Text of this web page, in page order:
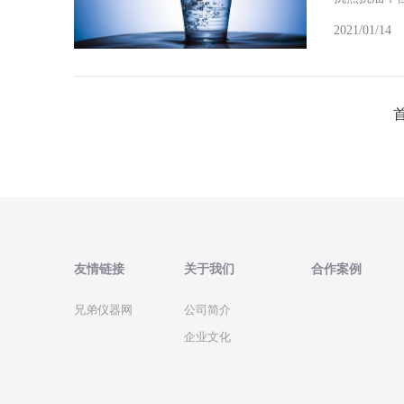
2021/01/14
友情链接
兄弟仪器网
关于我们
公司简介
企业文化
合作案例